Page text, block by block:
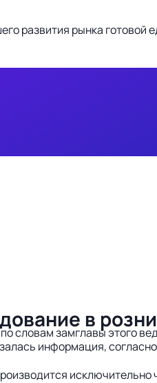
развития рынка готовой
в
словам замглавы этого
информация,